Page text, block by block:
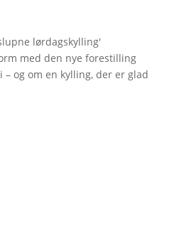
lørdagskylling'
med den nye forestilling
– og om en kylling, der er glad